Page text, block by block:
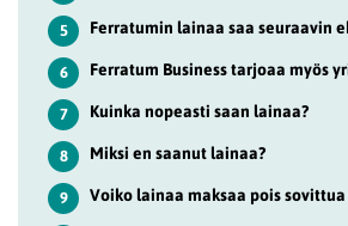
5 Ferratumin lainaa saa seuraavin
6 Ferratum Business tarjoaa myös
7 Kuinka nopeasti saan lainaa?
8 Miksi en saanut lainaa?
9 Voiko lainaa maksaa pois